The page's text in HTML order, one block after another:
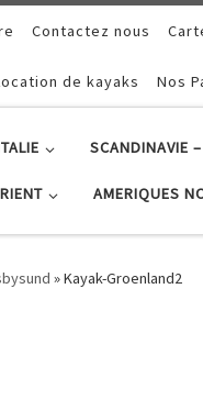
Contactez nous
de kayaks Nos
SCANDINAVIE
AMERIQUES
»Kayak-Groenland2